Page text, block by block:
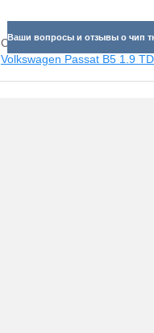
Ваши вопросы и отзывы о чип
Смотрите прибавки для
Volkswagen Passat B5 1.9